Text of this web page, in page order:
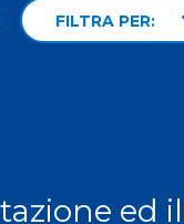
FILTRA PER:
ed il